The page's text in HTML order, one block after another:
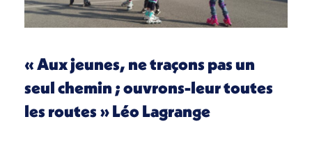
« Aux jeunes, ne traçons pas un
seul chemin ; ouvrons-leur toutes
les routes » Léo Lagrange